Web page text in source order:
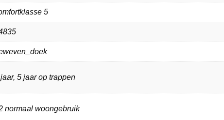
5
5 jaar op trappen
normaal woongebruik